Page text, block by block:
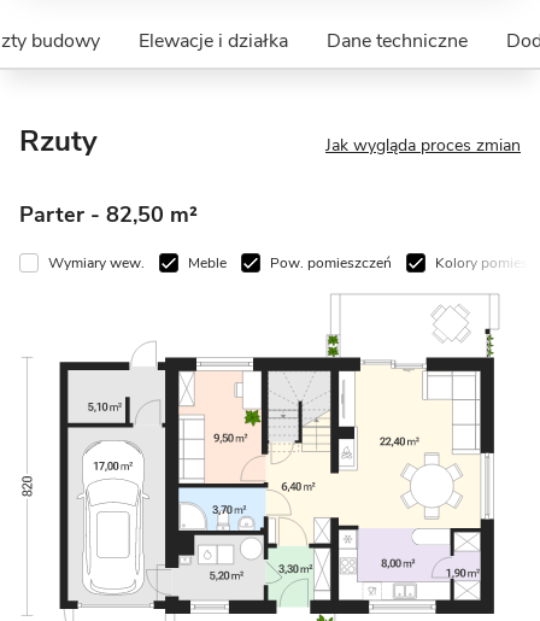
budowy Elewacje i działka Dane techniczne
Rzuty Jak wygląda proces zmian
Parter - 82,50 m²
Wymiary wew. Meble Pow. pomieszczeń Kolory